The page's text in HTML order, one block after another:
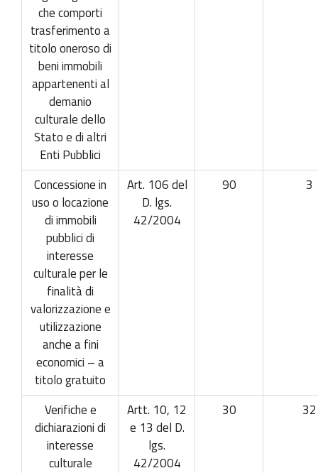
che comporti
trasferimento a
titolo oneroso di
beni immobili
appartenenti al
demanio
culturale dello
Stato e di altri
Enti Pubblici
Concessione in
uso o locazione
di immobili
pubblici di
interesse
culturale per le
finalità di
valorizzazione e
utilizzazione
anche a fini
economici – a
titolo gratuito
Art. 106 del
D. lgs.
42/2004
90 3
Verifiche e
dichiarazioni di
interesse
culturale
Artt. 10, 12
e 13 del D.
lgs.
42/2004
30 32